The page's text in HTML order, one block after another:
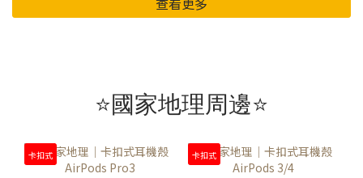
⭐國家地理周邊⭐
卡扣式 卡扣式